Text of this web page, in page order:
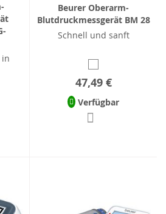
in
Beurer Oberarm-
Blutdruckmessgerät BM 28
Schnell und sanft
47,49 €
Verfügbar